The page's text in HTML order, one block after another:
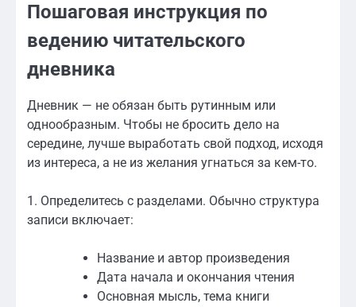
Пошаговая инструкция по
ведению читательского
дневника
Дневник — не обязан быть рутинным или
однообразным. Чтобы не бросить дело на
середине, лучше выработать свой подход, исходя
из интереса, а не из желания угнаться за кем-то.
1. Определитесь с разделами. Обычно структура
записи включает:
Название и автор произведения
Дата начала и окончания чтения
Основная мысль, тема книги